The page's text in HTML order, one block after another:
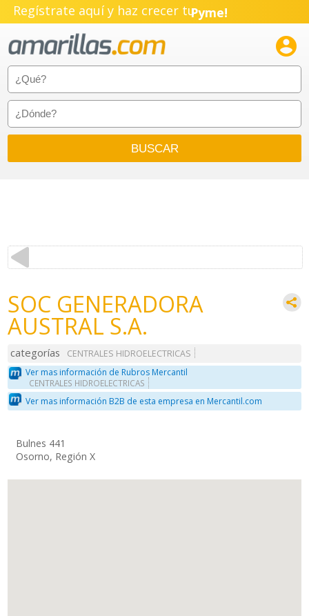
Regístrate aquí y haz crecer tuPyme!
Emprendimiento!

SOC GENERADORA
AUSTRAL S.A.
categorías
CENTRALES HIDROELECTRICAS
Ver mas información de Rubros Mercantil
CENTRALES HIDROELECTRICAS
Ver mas información B2B de esta empresa en Mercantil.com
Bulnes 441
Osorno, Región X